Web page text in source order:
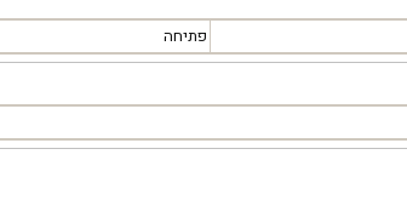
פתיחה